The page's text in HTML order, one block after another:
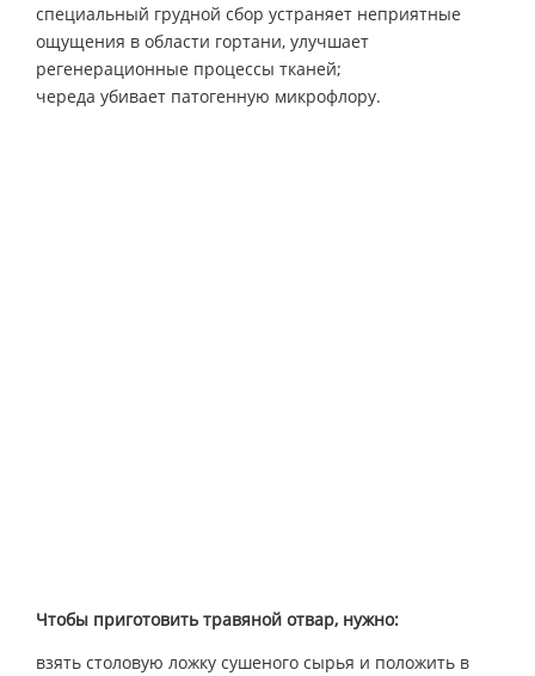
специальный грудной сбор устраняет неприятные
ощущения в области гортани, улучшает
регенерационные процессы тканей;
череда убивает патогенную микрофлору.
Чтобы приготовить травяной отвар, нужно:
взять столовую ложку сушеного сырья и положить в